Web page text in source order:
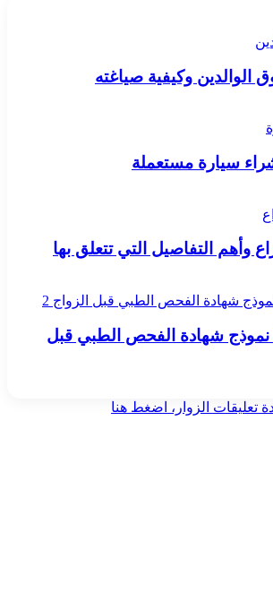
وكيفية صياغته
وأهم التفاصيل التي تتعلق بها
نموذج شهادة الفحص الطبي قبل
تعليقات الزوار، اضغط هنا